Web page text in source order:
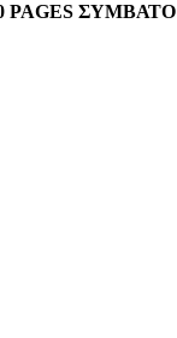
PAGES ΣΥΜΒΑΤΟ